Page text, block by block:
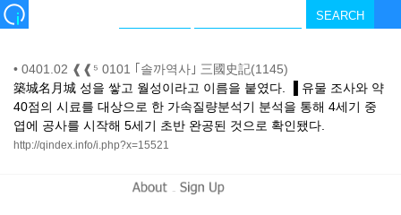
• 0401.02 ❰❰⁵ 0101 ｢솔까역사｣ 三國史記(1145)
築城名月城 성을 쌓고 월성이라고 이름을 붙였다. ▐ 유물 조사와 약
40점의 시료를 대상으로 한 가속질량분석기 분석을 통해 4세기 중
엽에 공사를 시작해 5세기 초반 완공된 것으로 확인됐다.
http://qindex.info/i.php?x=15521
-